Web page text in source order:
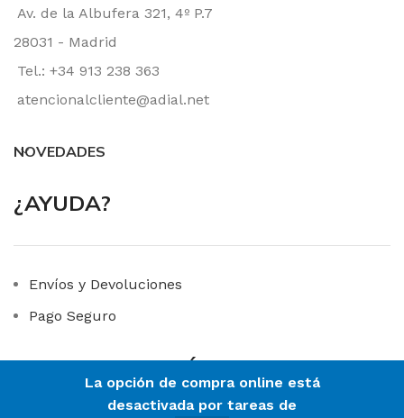
La opción de compra online está
desactivada por tareas de
Av. de la Albufera 321, 4º P.7
28031 - Madrid
Tel.: +34 913 238 363
atencionalcliente@adial.net
NOVEDADES
¿AYUDA?
Envíos y Devoluciones
Pago Seguro
LINKS DE INTERÉS